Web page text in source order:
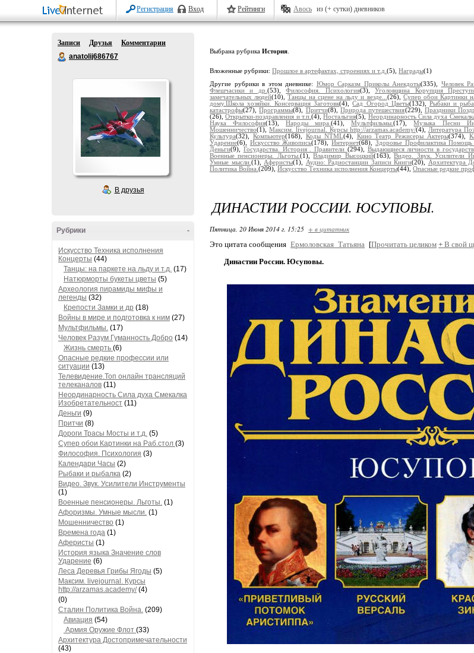
Регистрация Вход Рейтинги Авось из (+ сутки) дневников
Записи Друзья
Комментарии
anatolij686767
В друзья
-
Рубрики
Искусство Техника исполнения
Концерты (44)
Танцы: на паркете на льду и т.д. (17)
Натюрморты букеты цветы (5)
Археология пирамиды мифы и
легенды (32)
Крепости Замки и др (18)
Войны в мире и подготовка к ним (27)
Мультфильмы. (17)
Человек Разум Гуманность Добро (14)
Жизнь смерть (6)
Опасные редкие профессии или
ситуации (13)
Телевидение.Топ онлайн трансляций
телеканалов (11)
Неординарность Сила духа Смекалка
Изобретательност (11)
Деньги (9)
Притчи (8)
Дороги Трасы Мосты и т.д. (5)
Супер обои Картинки на Раб.стол (3)
Философия. Психология (3)
Календари Часы (2)
Рыбаки и рыбалка (2)
Видео. Звук. Усилители Инструменты
(1)
Военные пенсионеры. Льготы. (1)
Афоризмы. Умные мысли. (1)
Мошенничество (1)
Времена года (1)
Аферисты (1)
История языка Значение слов
Ударение (6)
Леса Деревья Грибы Ягоды (5)
Максим. livejournal. Курсы
http://arzamas.academy/(4)
(0)
Сталин Политика Война. (209)
Авиация (54)
Армия Оружие Флот (33)
Архитектура Достопримечательности
(43)
Выбрана рубрика История
Вложенные рубрики: Прошлое в артефактах, строениях и т.д. (5), Награды(1)
Другие рубрики в этом дневнике: Юмор Сарказм Приколы Анекдоты(335), Человек
Флешчасики и др. (53),Философия. Психология(3),Уголовщина Корупция
замечательных людей(10),Танцы на сцене на льду и везде... (26), Супер обои Картинки
дому.Школа хозяйки. Консервация Заготовк(4),Сад Огород Цветы(132), Рыбаки и
катастрофы(27),Программы(8), Притчи(8),Природа путешествия(229), Праздники
(26),Открытки-поздравления и т.п.(4),Ностальгия(5), Неординарность Сила духа
Наука Философия(13),Народы мира.(41),Мультфильмы.(17),Музыка Песни
Мошенничество(1), Максим. livejournal. Курсы http://arzamas.academy/(4), Литература
Культура(32), Компьютер(168), Коды NTML(4), Кино Театр Режисеры Актеры(374),
Ударение(6), Искусство Живопись(178),Интернет(68), Здоровье Профилактика Помощь
Деньги(9), Государства. История . Правители (294), Выдающиеся личности в
Военные пенсионеры. Льготы. (1),Владимир Высоцкий(163),Видео. Звук. Усилители
Умные мысли. (1), Аферисты(1), Аудио: Радиостанции Записи Книги(20), Архитектура
Политика Война. (209), Искусство Техника исполнения Концерты(44), Опасные редкие
ДИНАСТИИ РОССИИ. ЮСУПОВЫ.
Пятница, 20 Июня 2014 г. 15:25 + в цитатник
Это цитата сообщения Ермоловская_Татьяна [Прочитать целиком + В свой
Династии России. Юсуповы.